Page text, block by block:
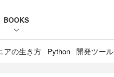
BOOKS
アの生き方 Python 開発ツール